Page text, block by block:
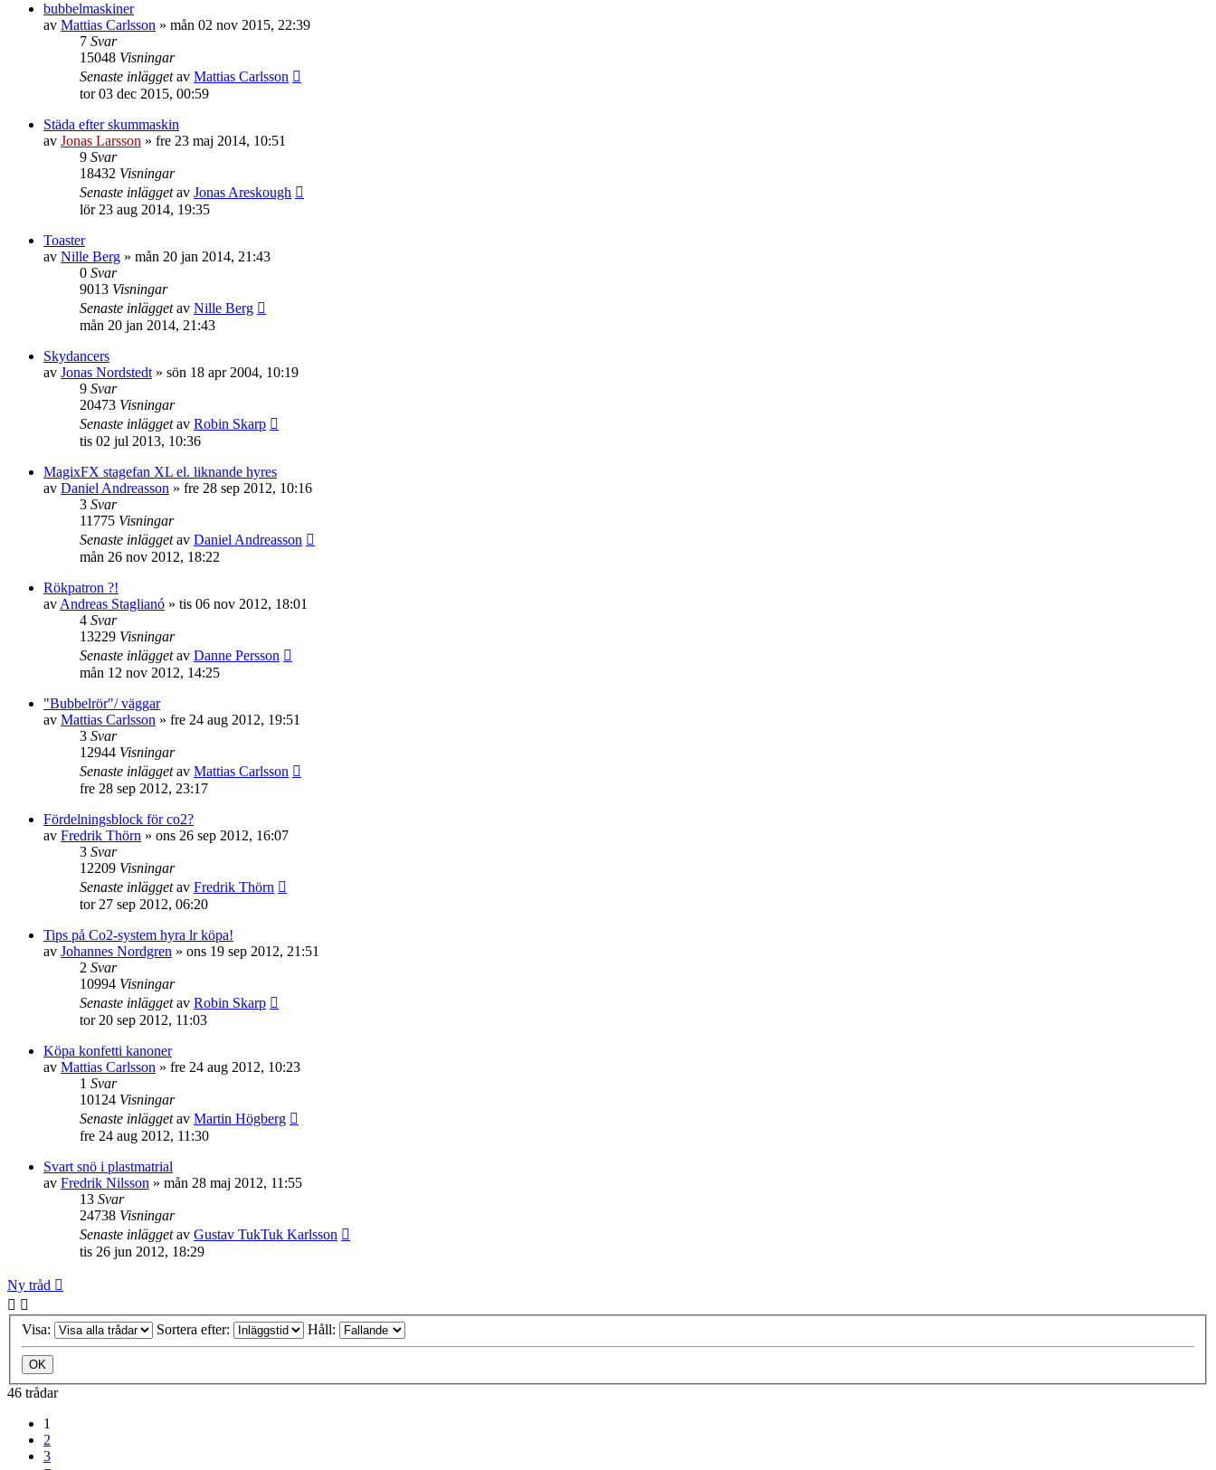
bubbelmaskiner
av Mattias Carlsson » mån 02 nov 2015, 22:39
7 Svar
15048 Visningar
Senaste inläggetav Mattias Carlsson
tor 03 dec 2015, 00:59
Städa efter skummaskin
av Jonas Larsson » fre 23 maj 2014, 10:51
9 Svar
18432 Visningar
Senaste inläggetav Jonas Areskough
lör 23 aug 2014, 19:35
Toaster
av Nille Berg » mån 20 jan 2014, 21:43
0 Svar
9013 Visningar
Senaste inläggetav Nille Berg
mån 20 jan 2014, 21:43
Skydancers
av Jonas Nordstedt » sön 18 apr 2004, 10:19
9 Svar
20473 Visningar
Senaste inläggetav Robin Skarp
tis 02 jul 2013, 10:36
MagixFX stagefan XL el. liknande hyres
av Daniel Andreasson » fre 28 sep 2012, 10:16
3 Svar
11775 Visningar
Senaste inläggetav Daniel Andreasson
mån 26 nov 2012, 18:22
Rökpatron ?!
av Andreas Staglianó » tis 06 nov 2012, 18:01
4 Svar
13229 Visningar
Senaste inläggetav Danne Persson
mån 12 nov 2012, 14:25
"Bubbelrör"/ väggar
av Mattias Carlsson » fre 24 aug 2012, 19:51
3 Svar
12944 Visningar
Senaste inläggetav Mattias Carlsson
fre 28 sep 2012, 23:17
Fördelningsblock för co2?
av Fredrik Thörn » ons 26 sep 2012, 16:07
3 Svar
12209 Visningar
Senaste inläggetav Fredrik Thörn
tor 27 sep 2012, 06:20
Tips på Co2-system hyra lr köpa!
av Johannes Nordgren » ons 19 sep 2012, 21:51
2 Svar
10994 Visningar
Senaste inläggetav Robin Skarp
tor 20 sep 2012, 11:03
Köpa konfetti kanoner
av Mattias Carlsson » fre 24 aug 2012, 10:23
1 Svar
10124 Visningar
Senaste inläggetav Martin Högberg
fre 24 aug 2012, 11:30
Svart snö i plastmatrial
av Fredrik Nilsson » mån 28 maj 2012, 11:55
13 Svar
24738 Visningar
Senaste inläggetav Gustav TukTuk Karlsson
tis 26 jun 2012, 18:29
Ny tråd
Visa: Sortera efter: Håll:
46 trådar
1
2
3